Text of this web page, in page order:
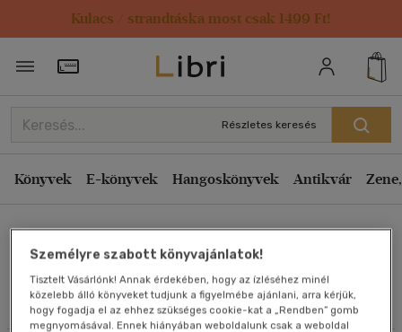
Kulacs / strandtáska most csak 1499 Ft!
Törzsvásárlói Kártya adatai
Részletes keresés
Könyvek E-könyvek Hangoskönyvek Antikvár
Művei
Rendezés
Kiadás éve szerint csökkenő
Ár szerint csökkenő
Eladott darabszám szerint csökkenő
Eladott darabszám szerint növekvő
Cím szerint A-Z
Szerző szerint A-Z
Személyre szabott könyvajánlatok!
Tisztelt Vásárlónk! Annak érdekében, hogy az ízléséhez minél
közelebb álló könyveket tudjunk a figyelmébe ajánlani, arra kérjük,
hogy fogadja el az ehhez szükséges cookie-kat a „Rendben” gomb
megnyomásával. Ennek hiányában weboldalunk csak a weboldal